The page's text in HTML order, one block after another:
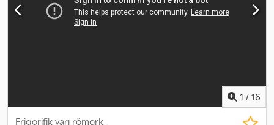
(ABS) ROTOS SCB (disk frenler) Termometre Arka kapıda
havalandırma kapağı Arka kapı için kontak anahtarı Alüminyum
zeminler 2 tekerlek taşıyıcı için sepet (6+1) lastik - 385/65R22.5
Ön sağ - 8 mm Orta sol - 8 mm Orta sağ - 8 mm Arka sol - 9 mm
Arka sağ - 9 mm
1 / 16
Frigorifik yarı römork